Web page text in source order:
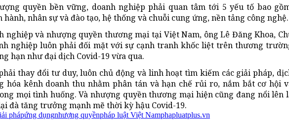
quyền bền vững, doanh nghiệp phải quan tâm tới 5 yếu tố bao
nhân sự và đào tạo, hệ thống và chuỗi cung ứng, nền tảng công nghệ.
nghiệp và nhượng quyền thương mại tại Việt Nam, ông Lê Đăng Khoa,
nghiệp luôn phải đối mặt với sự cạnh tranh khốc liệt trên thương
hạn như đại dịch Covid-19 vừa qua.
thay đổi tư duy, luôn chủ động và linh hoạt tìm kiếm các giải pháp,
hóa kênh doanh thu nhằm phân tán và hạn chế rủi ro, nắm bắt cơ hội
mọi tình huống. Và nhượng quyền thương mại hiện cũng đang nổi lên
đà tăng trưởng mạnh mẽ thời kỳ hậu Covid-19.
phápứng dụngnhượng quyềnpháp luật Việt Namphapluatplus.vn